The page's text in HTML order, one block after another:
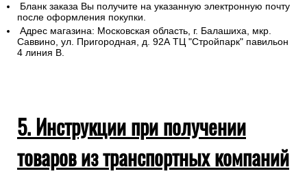
Бланк заказа Вы получите на указанную электронную почту
после оформления покупки.
Адрес магазина: Московская область, г. Балашиха, мкр.
Саввино, ул. Пригородная, д. 92А ТЦ "Стройпарк" павильон
4 линия В.
5. Инструкции при получении
товаров из транспортных компаний